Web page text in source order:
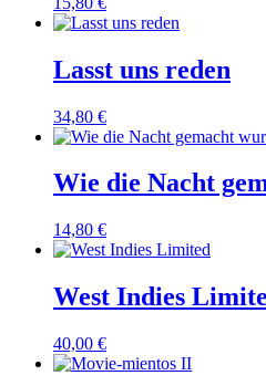
Lasst uns reden
34,80 €
Wie die Nacht
14,80 €
West Indies
40,00 €